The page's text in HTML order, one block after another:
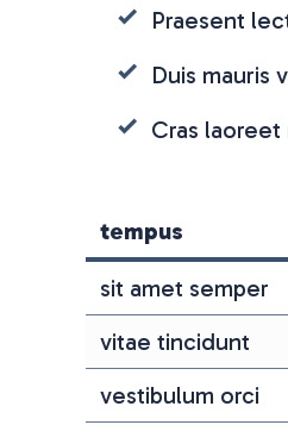
Praesent
Duis mauris
Cras
tempus
sit amet semper
vitae tincidunt
vestibulum orci